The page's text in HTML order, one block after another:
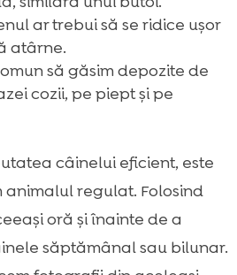
ar trebui să se ridice ușor
atârne.
să găsim depozite de
cozii, pe piept și pe
câinelui eficient, este
animalul regulat. Folosind
oră și înainte de a
săptămânal sau bilunar.